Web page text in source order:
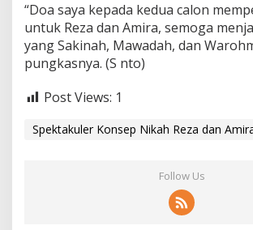
“Doa saya kepada kedua calon
untuk Reza dan Amira, semoga
yang Sakinah, Mawadah, dan
pungkasnya. (S nto)
Post Views: 1
Spektakuler Konsep Nikah Reza dan
Follow Us